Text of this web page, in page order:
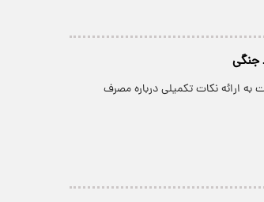
جنگی
ارائه نکات تکمیلی درباره مصرف